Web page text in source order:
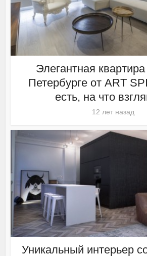
Элегантная
Петербурге от ART
есть, на что
12 лет назад
Уникальный интерьер